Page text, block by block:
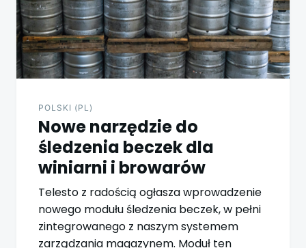
POLSKI (PL)
Nowe narzędzie do
śledzenia beczek dla
winiarni i browarów
Telesto z radością ogłasza wprowadzenie
nowego modułu śledzenia beczek, w pełni
zintegrowanego z naszym systemem
zarządzania magazynem. Moduł ten